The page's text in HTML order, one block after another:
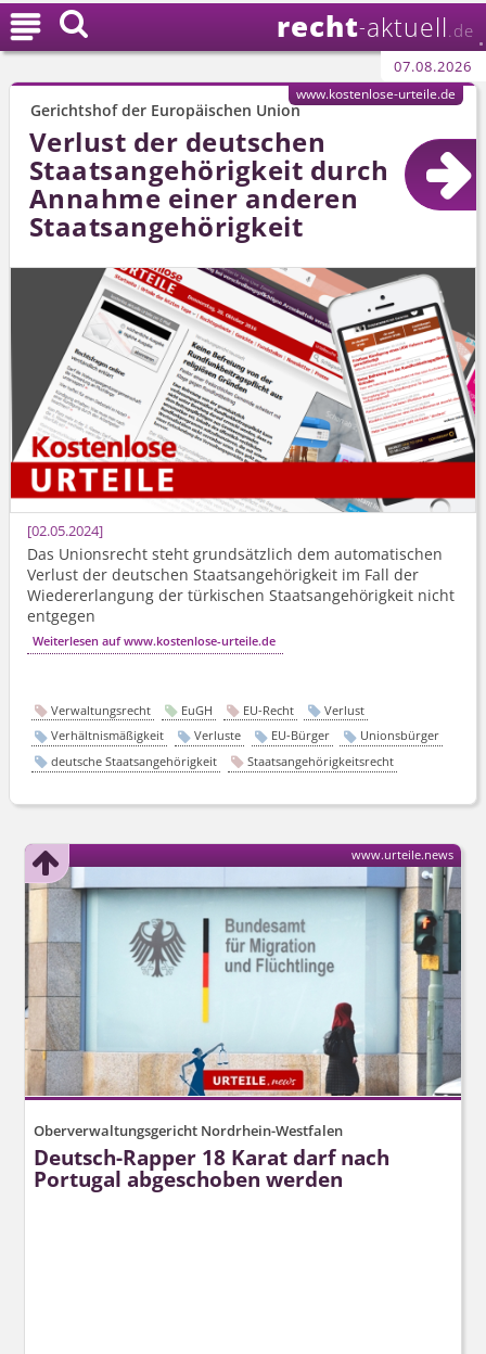
recht-aktuell .de
07.08.2026

Gerichtshof der Europäischen Union
Verlust der deutschen
Staatsangehörigkeit durch
Annahme einer anderen
Staatsangehörigkeit
02.05.2024
Das Unionsrecht steht grundsätzlich dem automatischen
Verlust der deutschen Staatsangehörigkeit im Fall der
Wiedererlangung der türkischen Staatsangehörigkeit nicht
entgegen
Weiterlesen auf www.kostenlose-urteile.de
www.kostenlose-urteile.de
Verwaltungsrecht EuGH EU-Recht
Verlust
Verhältnismäßigkeit
Verluste EU-Bürger
Unionsbürger
deutsche Staatsangehörigkeit
Staatsangehörigkeitsrecht
Oberverwaltungsgericht Nordrhein-Westfalen
Deutsch-Rapper 18 Karat darf nach
Portugal abgeschoben werden
www.urteile.news